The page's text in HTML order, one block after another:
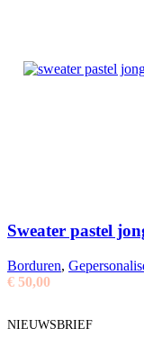
Sweater pastel
Borduren,
€ 50,00
NIEUWSBRIEF